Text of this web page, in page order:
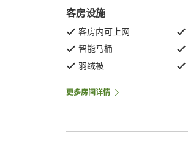
客房设施
客房内可上网
智能马桶
羽绒被
更多房间详情